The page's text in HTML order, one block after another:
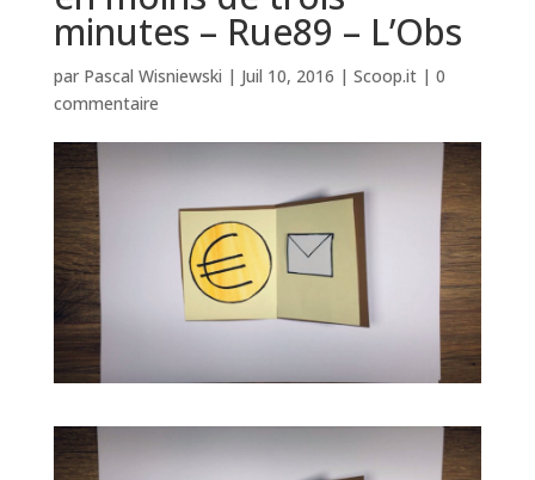
minutes – Rue89 – L’Obs
par Pascal Wisniewski | Juil 10, 2016 | Scoop.it| 0
commentaire